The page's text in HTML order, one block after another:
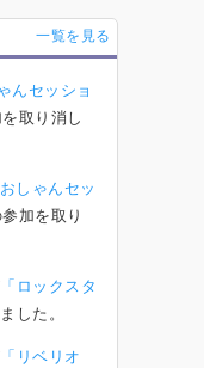
一覧を見る
んセッショ
取り消し
おしゃんセッ
加を取り
「ロックスタ
した。
「リベリオ